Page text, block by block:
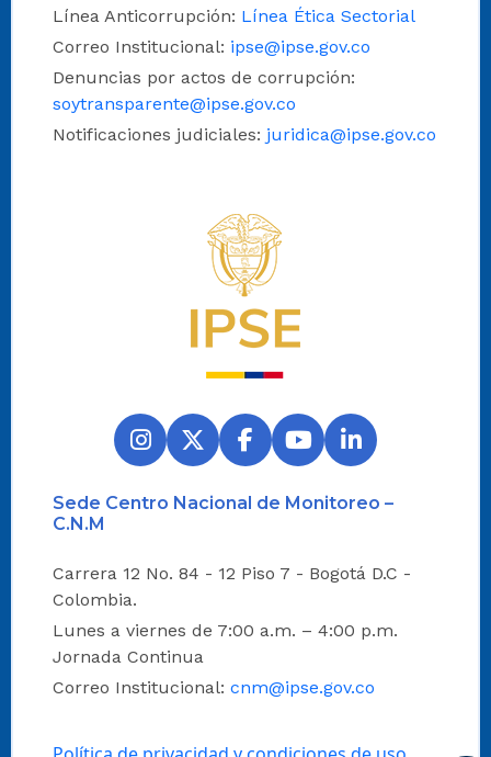
Línea Anticorrupción: Línea Ética Sectorial
Correo Institucional: ipse@ipse.gov.co
Denuncias por actos de corrupción:
soytransparente@ipse.gov.co
Notificaciones judiciales: juridica@ipse.gov.co
Sede Centro Nacional de Monitoreo –
C.N.M
Carrera 12 No. 84 - 12 Piso 7 - Bogotá D.C -
Colombia.
Lunes a viernes de 7:00 a.m. – 4:00 p.m.
Jornada Continua
Correo Institucional: cnm@ipse.gov.co